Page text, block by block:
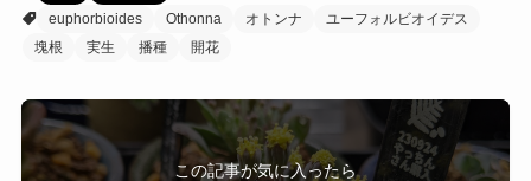
euphorbioides
Othonna オトンナ
ユーフォルビオイデス
塊根
実生 播種 開花
この記事が気に入ったら